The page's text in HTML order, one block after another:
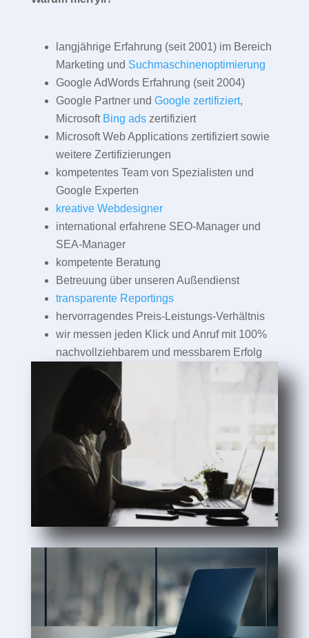
langjährige Erfahrung (seit 2001) im Bereich
Marketing und Suchmaschinenoptimierung
Google AdWords Erfahrung (seit 2004)
Google Partner und Google zertifiziert,
Microsoft Bing adszertifiziert
Microsoft Web Applications zertifiziert sowie
weitere Zertifizierungen
kompetentes Team von Spezialisten und
Google Experten
kreative Webdesigner
international erfahrene SEO-Manager und
SEA-Manager
kompetente Beratung
Betreuung über unseren Außendienst
transparente Reportings
hervorragendes Preis-Leistungs-Verhältnis
wir messen jeden Klick und Anruf mit 100%
nachvollziehbarem und messbarem Erfolg